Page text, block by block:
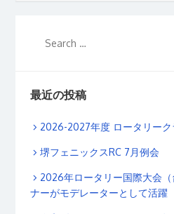
最近の投稿
2026-2027年度 ロータリーク
堺フェニックスRC 7月例会
2026年ロータリー国際大会
ナーがモデレーターとして活躍